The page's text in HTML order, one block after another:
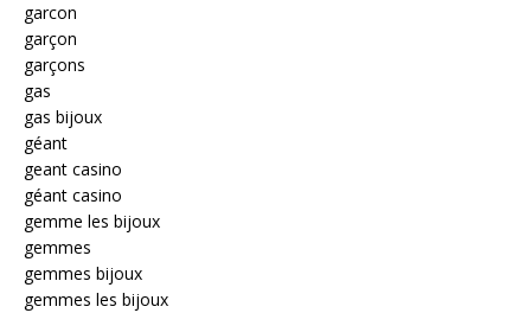
garcon
garçon
garçons
gas
gas bijoux
géant
geant casino
géant casino
gemme les bijoux
gemmes
gemmes bijoux
gemmes les bijoux